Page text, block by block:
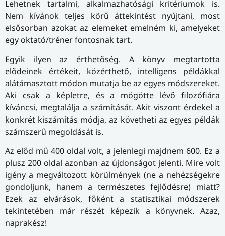
Lehetnek tartalmi, alkalmazhatósági kritériumok is.
Nem kívánok teljes körű áttekintést nyújtani, most
elsősorban azokat az elemeket emelném ki, amelyeket
egy oktató/tréner fontosnak tart.
Egyik ilyen az érthetőség. A könyv megtartotta
elődeinek értékeit, közérthető, intelligens példákkal
alátámasztott módon mutatja be az egyes módszereket.
Aki csak a képletre, és a mögötte lévő filozófiára
kíváncsi, megtalálja a számítását. Akit viszont érdekel a
konkrét kiszámítás módja, az követheti az egyes példák
számszerű megoldását is.
Az előd mű 400 oldal volt, a jelenlegi majdnem 600. Ez a
plusz 200 oldal azonban az újdonságot jelenti. Mire volt
igény a megváltozott körülmények (ne a nehézségekre
gondoljunk, hanem a természetes fejlődésre) miatt?
Ezek az elvárások, főként a statisztikai módszerek
tekintetében már részét képezik a könyvnek. Azaz,
naprakész!